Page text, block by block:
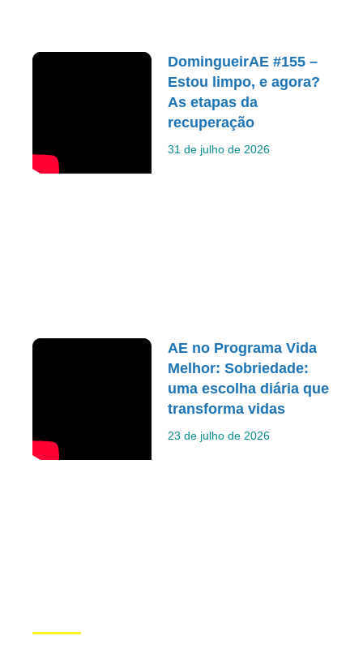
DomingueirAE #155 –
Estou limpo, e agora?
As etapas da
recuperação
31 de julho de 2026
AE no Programa Vida
Melhor: Sobriedade:
uma escolha diária que
transforma vidas
23 de julho de 2026